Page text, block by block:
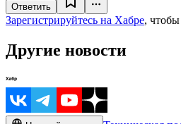
Ответить
Зарегистрируйтесь на Хабре,
Другие новости